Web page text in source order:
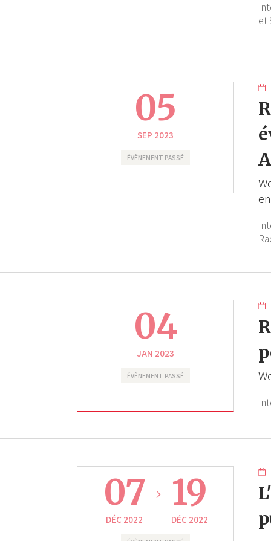
et
05
SEP 2023
ÉVÈNEMENT PASSÉ
04
JAN 2023
ÉVÈNEMENT PASSÉ
07
DÉC 2022
19
DÉC 2022